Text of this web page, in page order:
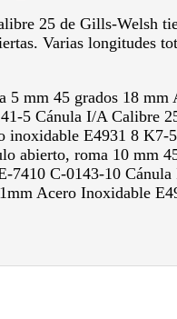
25 de Gills-Welsh
Varias longitudes
5 mm 45 grados 18 mm
5 Cánula I/A Calibre
inoxidable E4931 8 K7-
abierto, roma 10 mm
7410 C-0143-10
Acero Inoxidable